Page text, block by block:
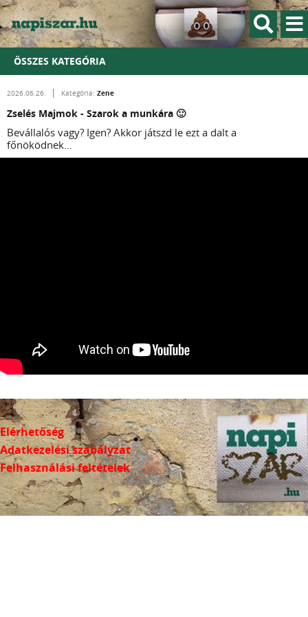
ÖSSZES KATEGÓRIA
2026.06.26. Kategória: Zene
Zselés Majmok - Szarok a munkára 🙂
Bevállalós vagy? Igen? Akkor játszd le ezt a dalt a
főnöködnek...
Elérhetőség
Adatkezelési szabályzat
Felhasználási feltételek